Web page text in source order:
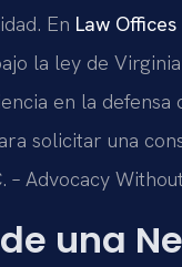
En Law Offices
la ley de
en la defensa
solicitar una
– Advocacy
una